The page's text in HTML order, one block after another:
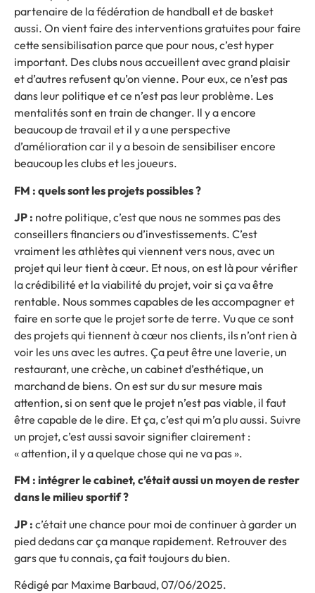
partenaire de la fédération de handball et de basket
aussi. On vient faire des interventions gratuites pour faire
cette sensibilisation parce que pour nous, c’est hyper
important. Des clubs nous accueillent avec grand plaisir
et d’autres refusent qu’on vienne. Pour eux, ce n’est pas
dans leur politique et ce n’est pas leur problème. Les
mentalités sont en train de changer. Il y a encore
beaucoup de travail et il y a une perspective
d’amélioration car il y a besoin de sensibiliser encore
beaucoup les clubs et les joueurs.
FM : quels sont les projets possibles ?
JP : notre politique, c’est que nous ne sommes pas des
conseillers financiers ou d’investissements. C’est
vraiment les athlètes qui viennent vers nous, avec un
projet qui leur tient à cœur. Et nous, on est là pour vérifier
la crédibilité et la viabilité du projet, voir si ça va être
rentable. Nous sommes capables de les accompagner et
faire en sorte que le projet sorte de terre. Vu que ce sont
des projets qui tiennent à cœur nos clients, ils n’ont rien à
voir les uns avec les autres. Ça peut être une laverie, un
restaurant, une crèche, un cabinet d’esthétique, un
marchand de biens. On est sur du sur mesure mais
attention, si on sent que le projet n’est pas viable, il faut
être capable de le dire. Et ça, c’est qui m’a plu aussi. Suivre
un projet, c’est aussi savoir signifier clairement :
« attention, il y a quelque chose qui ne va pas ».
FM : intégrer le cabinet, c’était aussi un moyen de rester
dans le milieu sportif ?
JP : c’était une chance pour moi de continuer à garder un
pied dedans car ça manque rapidement. Retrouver des
gars que tu connais, ça fait toujours du bien.
Rédigé par Maxime Barbaud, 07/06/2025.